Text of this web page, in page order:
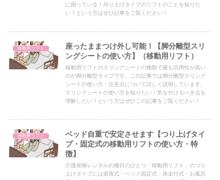
に困っている！吊り上げタイプのリフトのことを知りた
い！という方はぜひ記事をご覧ください！
移動用リフト
座ったままつけ外し可能！【脚分離型スリ
ングシートの使い方】（移動用リフト）
移動用リフトのスリングシートの種類で最も汎用性が高い
のが脚分離型タイプです。この記事では脚分離型スリング
シートの使い方・注意点について詳しく説明しています。
スリングシートの使い方を知りたい！気を付けるべき点を
理解したい！という方はぜひこの記事をご覧ください！
移動用リフト
ベッド自重で安定させます【つり上げタイ
プ・固定式の移動用リフトの使い方・特
徴】
介護保険レンタルの種目のひとつ「移動用リフト」のつり
上げタイプには据置式・ベッド固定式・床走行式・お風呂